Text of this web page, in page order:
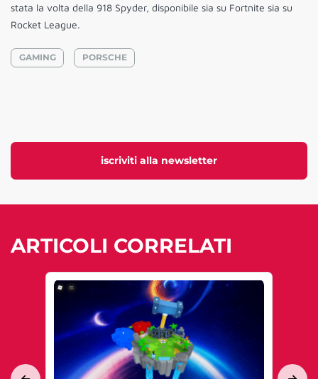
iscriviti alla newsletter
stata la volta della 918 Spyder, disponibile sia su Fortnite sia su
Rocket League.
GAMING PORSCHE
ARTICOLI CORRELATI